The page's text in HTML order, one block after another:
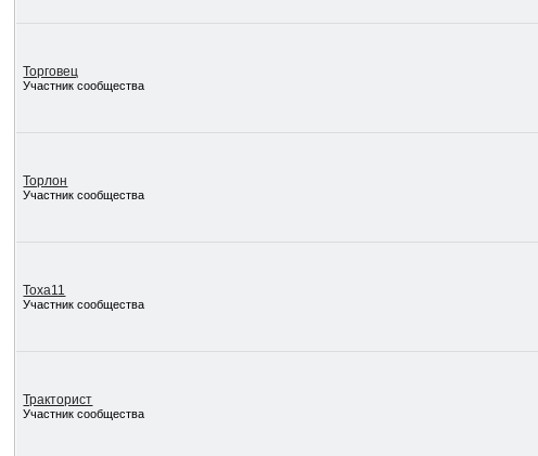
Торговец
Участник сообщества
Торлон
Участник сообщества
Тоха11
Участник сообщества
Тракторист
Участник сообщества